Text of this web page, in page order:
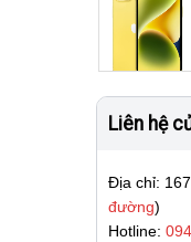
Liên hệ
Địa chỉ:
đường)
Hotline: